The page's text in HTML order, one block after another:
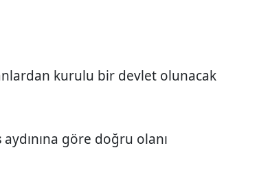
kurulu bir devlet olunacak
aydınına göre doğru olanı